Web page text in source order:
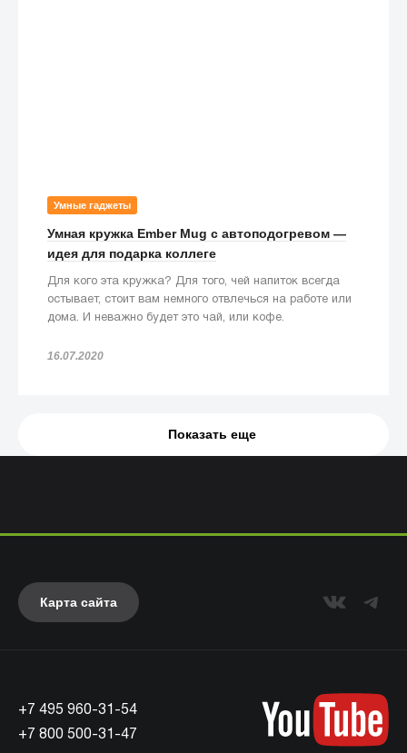
Умные гаджеты
Умная кружка Ember Mug с автоподогревом —
идея для подарка коллеге
Для кого эта кружка? Для того, чей напиток всегда
остывает, стоит вам немного отвлечься на работе или
дома. И неважно будет это чай, или кофе.
16.07.2020
Показать еще
Карта сайта
+7 495 960-31-54
+7 800 500-31-47